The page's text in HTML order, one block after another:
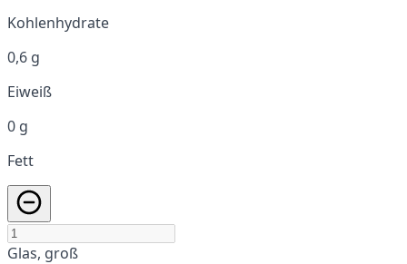
Kohlenhydrate
0,6 g
Eiweiß
0 g
Fett
Glas, groß